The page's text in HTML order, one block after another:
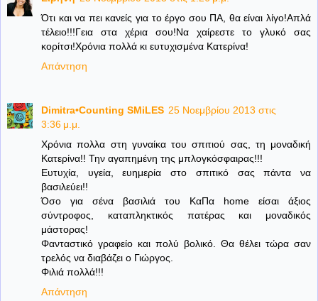
Ότι και να πει κανείς για το έργο σου ΠΑ, θα είναι λίγο!Απλά
τέλειο!!!Γεια στα χέρια σου!Να χαίρεστε το γλυκό σας
κορίτσι!Χρόνια πολλά κι ευτυχισμένα Κατερίνα!
Απάντηση
Dimitra•Counting SΜiLES 25 Νοεμβρίου 2013 στις
3:36 μ.μ.
Χρόνια πολλα στη γυναίκα του σπιτιού σας, τη μοναδική
Κατερίνα!! Την αγαπημένη της μπλογκόσφαιρας!!!
Ευτυχία, υγεία, ευημερία στο σπιτικό σας πάντα να
βασιλεύει!!
Όσο για σένα βασιλιά του ΚαΠα home είσαι άξιος
σύντροφος, καταπληκτικός πατέρας και μοναδικός
μάστορας!
Φανταστικό γραφείο και πολύ βολικό. Θα θέλει τώρα σαν
τρελός να διαβάζει ο Γιώργος.
Φιλιά πολλά!!!
Απάντηση